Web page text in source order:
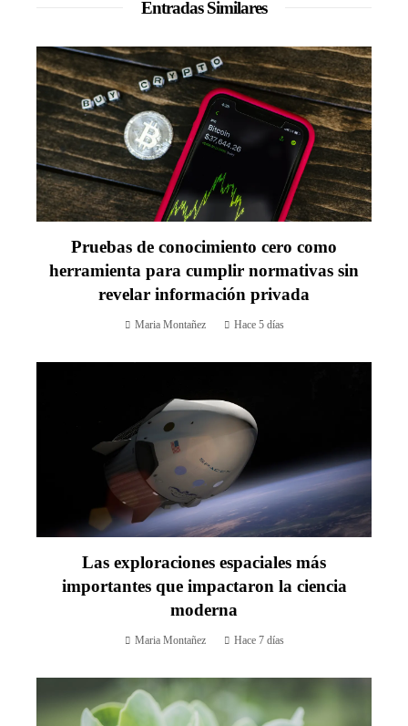
Entradas Similares
Pruebas de conocimiento cero como
herramienta para cumplir normativas sin
revelar información privada
Maria Montañez Hace 5 días
Las exploraciones espaciales más
importantes que impactaron la ciencia
moderna
Maria Montañez Hace 7 días